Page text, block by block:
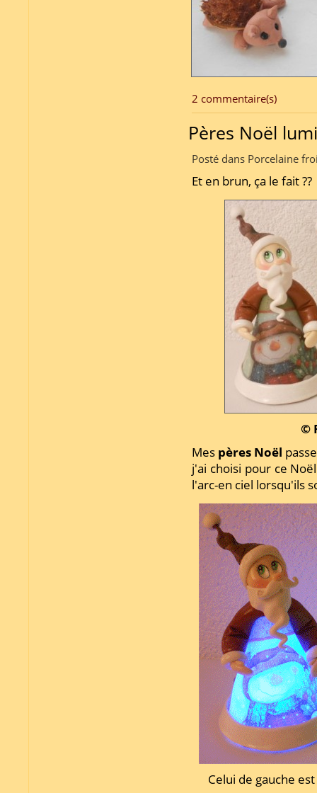
2 commentaire(s)
Pères Noël
Posté dans Porcelaine
Et en brun, ça le fait ??
©
Mes pères Noël
j'ai choisi pour ce
l'arc-en ciel lorsqu'ils
Celui de gauche